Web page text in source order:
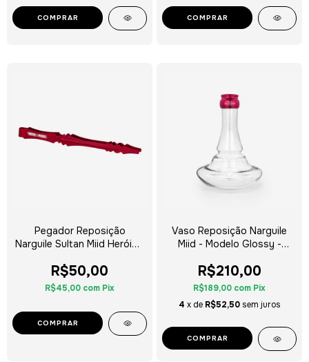
Pegador Reposição
Narguile Sultan Miid Heróis -
R$50,00
R$45,00 com Pix
COMPRAR
Vaso Reposição Narguile
Miid - Modelo Glossy -
R$210,00
R$189,00 com Pix
4 x de R$52,50 sem juros
COMPRAR